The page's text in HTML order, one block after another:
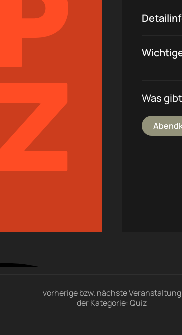
Was
vorherige bzw. nächste Veranstaltung
der Kategorie: Quiz